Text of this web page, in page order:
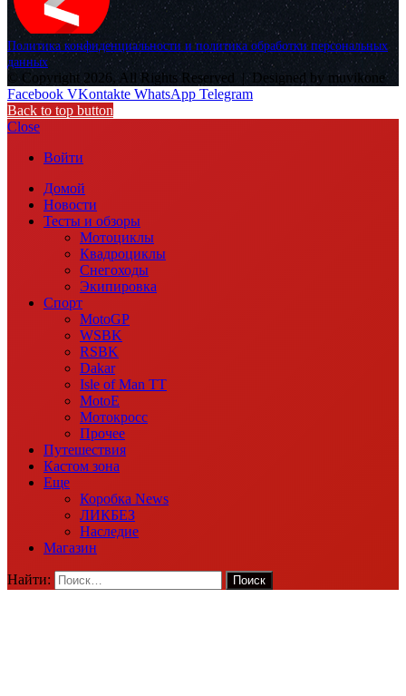
Политика конфиденциальности и политика обработки персональных
данных
© Copyright 2026, All Rights Reserved | Designed by muvikone
Facebook VKontakte WhatsApp Telegram
Back to top button
Close
Войти
Домой
Новости
Тесты и обзоры
Мотоциклы
Квадроциклы
Снегоходы
Экипировка
Спорт
MotoGP
WSBK
RSBK
Dakar
Isle of Man TT
MotoE
Мотокросс
Прочее
Путешествия
Кастом зона
Еще
Коробка News
ЛИКБЕЗ
Наследие
Магазин
Найти: